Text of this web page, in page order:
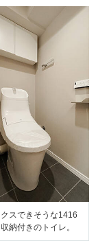
スできそうな1416
収納付きのトイレ。